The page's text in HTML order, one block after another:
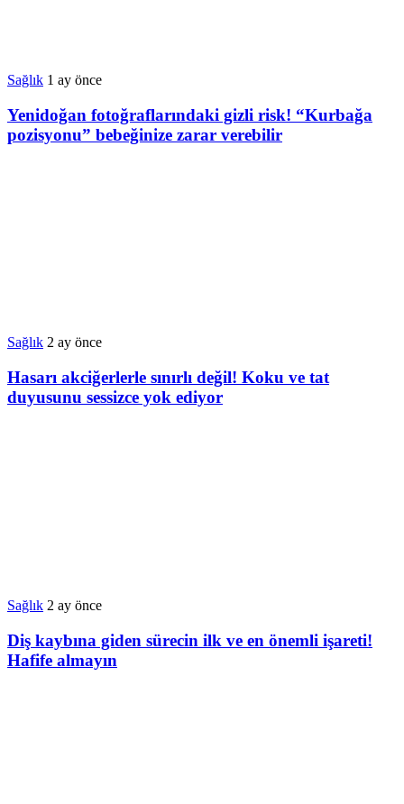
Sağlık 1 ay önce
Yenidoğan fotoğraflarındaki gizli risk! “Kurbağa
pozisyonu” bebeğinize zarar verebilir
Sağlık 2 ay önce
Hasarı akciğerlerle sınırlı değil! Koku ve tat
duyusunu sessizce yok ediyor
Sağlık 2 ay önce
Diş kaybına giden sürecin ilk ve en önemli işareti!
Hafife almayın